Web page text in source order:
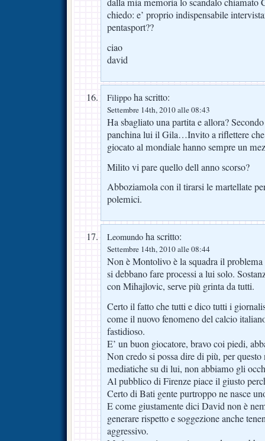
chiedo: e’ proprio indispensabile
pentasport??
ciao
david
Filippo ha scritto:
Settembre 14th, 2010 alle 08:43
Ha sbagliato una partita e allora?
panchina lui il Gila…Invito a riflettere
giocato al mondiale hanno sempre un
Milito vi pare quello dell anno scorso?
Abboziamola con il tirarsi le martellate
polemici.
Leomundo ha scritto:
Settembre 14th, 2010 alle 08:44
Non è Montolivo è la squadra il
si debbano fare processi a lui solo.
con Mihajlovic, serve più grinta da tutti.
Certo il fatto che tutti e dico tutti i
come il nuovo fenomeno del calcio
fastidioso.
E’ un buon giocatore, bravo coi piedi,
Non credo si possa dire di più, per
mediatiche su di lui, non abbiamo gli
Al pubblico di Firenze piace il giusto
Certo di Bati gente purtroppo ne nasce
E come giustamente dici David non è
generare rispetto e soggezione anche
aggressivo.